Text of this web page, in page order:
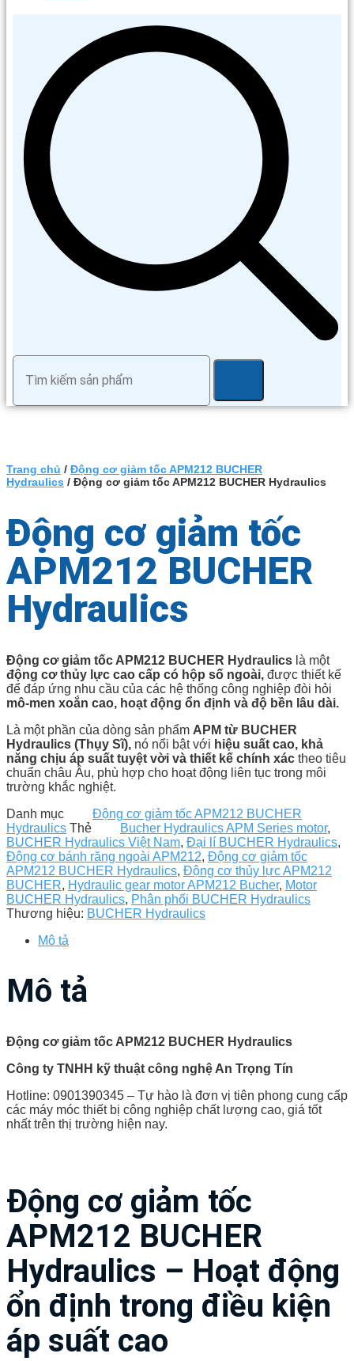
Trang chủ / Động cơ giảm tốc APM212 BUCHER
Hydraulics / Động cơ giảm tốc APM212 BUCHER Hydraulics
Động cơ giảm tốc
APM212 BUCHER
Hydraulics
Động cơ giảm tốc APM212 BUCHER Hydraulics là một
động cơ thủy lực cao cấp có hộp số ngoài, được thiết kế
để đáp ứng nhu cầu của các hệ thống công nghiệp đòi hỏi
mô-men xoắn cao, hoạt động ổn định và độ bền lâu dài.
Là một phần của dòng sản phẩm APM từ BUCHER
Hydraulics (Thụy Sĩ), nó nổi bật với hiệu suất cao, khả
năng chịu áp suất tuyệt vời và thiết kế chính xác theo tiêu
chuẩn châu Âu, phù hợp cho hoạt động liên tục trong môi
trường khắc nghiệt.
Danh mục
Động cơ giảm tốc APM212 BUCHER
Hydraulics Thẻ Bucher Hydraulics APM Series motor,
BUCHER Hydraulics Việt Nam, Đại lí BUCHER Hydraulics,
Động cơ bánh răng ngoài APM212, Động cơ giảm tốc
APM212 BUCHER Hydraulics, Động cơ thủy lực APM212
BUCHER, Hydraulic gear motor APM212 Bucher, Motor
BUCHER Hydraulics, Phân phối BUCHER Hydraulics
Thương hiệu: BUCHER Hydraulics
Mô tả
Mô tả
Động cơ giảm tốc APM212 BUCHER Hydraulics
Công ty TNHH kỹ thuật công nghệ An Trọng Tín
Hotline: 0901390345 – Tự hào là đơn vị tiên phong cung cấp
các máy móc thiết bị công nghiệp chất lượng cao, giá tốt
nhất trên thị trường hiện nay.
Động cơ giảm tốc
APM212 BUCHER
Hydraulics – Hoạt động
ổn định trong điều kiện
áp suất cao